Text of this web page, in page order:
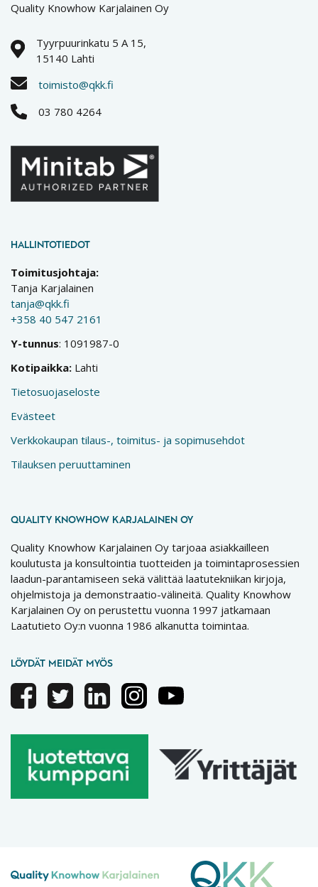
Quality Knowhow Karjalainen Oy
Tyyrpuurinkatu 5 A 15,
15140 Lahti
toimisto@qkk.fi
03 780 4264
HALLINTOTIEDOT
Toimitusjohtaja:
Tanja Karjalainen
tanja@qkk.fi
+358 40 547 2161
Y-tunnus: 1091987-0
Kotipaikka: Lahti
Tietosuojaseloste
Evästeet
Verkkokaupan tilaus-, toimitus- ja sopimusehdot
Tilauksen peruuttaminen
QUALITY KNOWHOW KARJALAINEN OY
Quality Knowhow Karjalainen Oy tarjoaa asiakkailleen
koulutusta ja konsultointia tuotteiden ja toimintaprosessien
laadun-parantamiseen sekä välittää laatutekniikan kirjoja,
ohjelmistoja ja demonstraatio-välineitä. Quality Knowhow
Karjalainen Oy on perustettu vuonna 1997 jatkamaan
Laatutieto Oy:n vuonna 1986 alkanutta toimintaa.
LÖYDÄT MEIDÄT MYÖS
FacebookTwitter LinkedinInstagramYoutube